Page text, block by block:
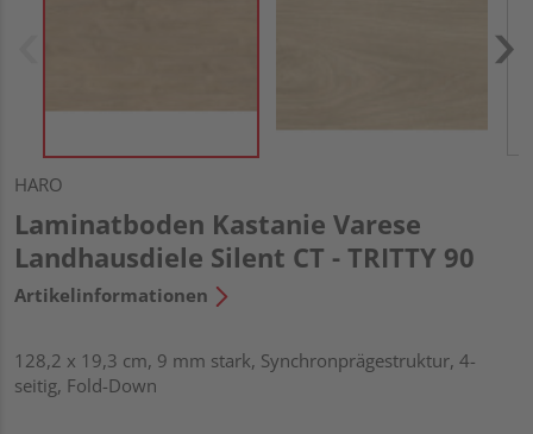
HARO
Laminatboden Kastanie Varese
Landhausdiele Silent CT - TRITTY 90
Artikelinformationen
128,2 x 19,3 cm, 9 mm stark, Synchronprägestruktur, 4-
seitig, Fold-Down